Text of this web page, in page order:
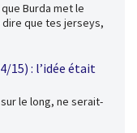
Burda met le
que tes jerseys,
15) : l’idée était
le long, ne serait-